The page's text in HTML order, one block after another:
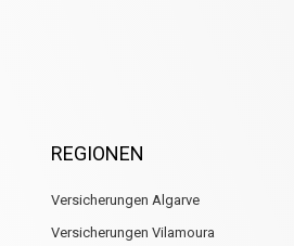
REGIONEN
Versicherungen Algarve
Versicherungen Vilamoura